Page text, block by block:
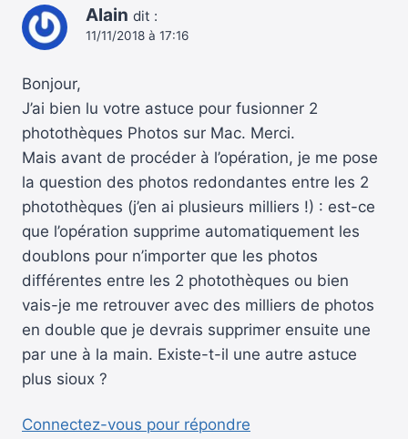
Alain dit :
11/11/2018 à 17:16
Bonjour,
J’ai bien lu votre astuce pour fusionner 2
photothèques Photos sur Mac. Merci.
Mais avant de procéder à l’opération, je me pose
la question des photos redondantes entre les 2
photothèques (j’en ai plusieurs milliers !) : est-ce
que l’opération supprime automatiquement les
doublons pour n’importer que les photos
différentes entre les 2 photothèques ou bien
vais-je me retrouver avec des milliers de photos
en double que je devrais supprimer ensuite une
par une à la main. Existe-t-il une autre astuce
plus sioux ?
Connectez-vous pour répondre